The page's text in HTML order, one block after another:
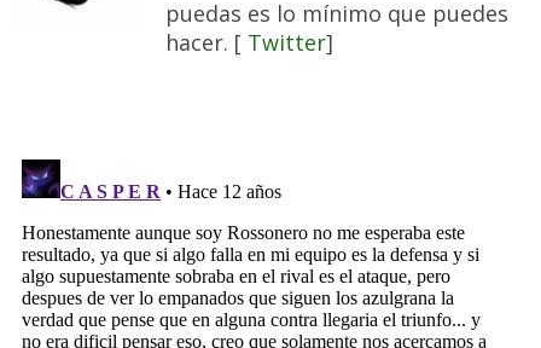
puedas es lo mínimo que puedes
hacer. [ Twitter]